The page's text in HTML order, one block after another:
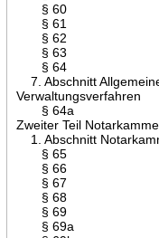
§ 60
§ 61
§ 62
§ 63
§ 64
7. Abschnitt
Verwaltungsverfahren
§ 64a
Zweiter Teil
1. Abschnitt
§ 65
§ 66
§ 67
§ 68
§ 69
§ 69a